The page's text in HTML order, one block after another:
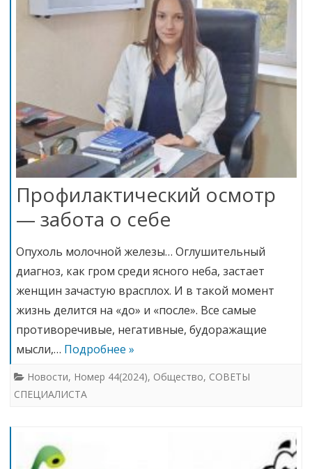
Профилактический осмотр
— забота о себе
Опухоль молочной железы… Оглушительный
диагноз, как гром среди ясного неба, застает
женщин зачастую врасплох. И в такой момент
жизнь делится на «до» и «после». Все самые
противоречивые, негативные, будоражащие
мысли,… Подробнее »
Новости, Номер 44(2024), Общество, СОВЕТЫ
СПЕЦИАЛИСТА